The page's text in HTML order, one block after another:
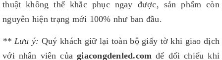
thuật không thể khắc phục ngay được, sản phẩm còn
nguyên hiện trạng mới 100% như ban đầu.
** Lưu ý: Quý khách giữ lại toàn bộ giấy tờ khi giao dịch
với nhân viên của giacongdenled.com để đối chiếu khi